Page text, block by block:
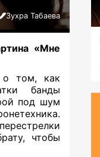
Зухра Табаева
«Мне
о том, как
банды
под шум
чтобы